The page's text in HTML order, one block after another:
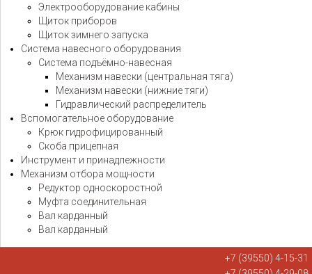
Электрооборудование кабины
Щиток приборов
Щиток зимнего запуска
Система навесного оборудования
Система подъёмно-навесная
Механизм навески (центральная тяга)
Механизм навески (нижние тяги)
Гидравлический распределитель
Вспомогательное оборудование
Крюк гидрофицированный
Скоба прицепная
Инструмент и принадлежности
Механизм отбора мощности
Редуктор односкоростной
Муфта соединительная
Вал карданный
Вал карданный
+7 (39550) 4-15-31